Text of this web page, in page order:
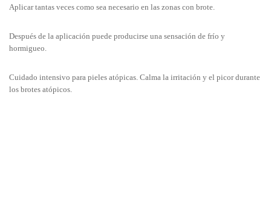
Aplicar tantas veces como sea necesario en las zonas con brote.
Después de la aplicación puede producirse una sensación de frío y
hormigueo.
Cuidado intensivo para pieles atópicas. Calma la irritación y el picor durante
los brotes atópicos.